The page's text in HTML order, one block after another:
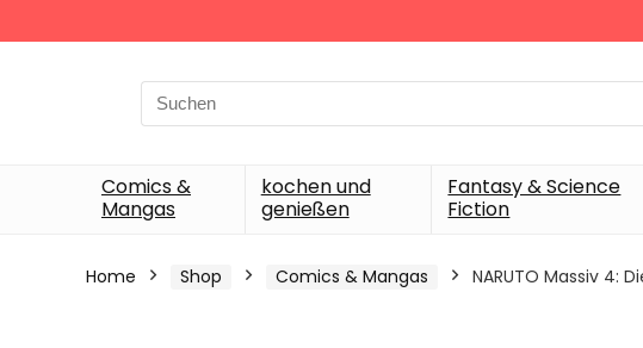
Search
for:
Comics &
Mangas
kochen und
genießen
Fantasy & Science
Fiction
Home Shop Comics & Mangas NARUTO Massiv 4: